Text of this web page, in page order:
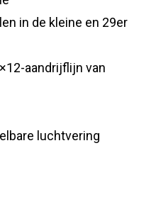
in de kleine en 29er
aandrijflijn van
luchtvering